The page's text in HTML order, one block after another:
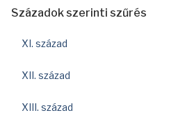
Századok szerinti szűrés
XI. század
XII. század
XIII. század